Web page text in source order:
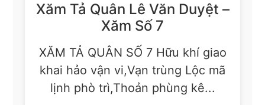
Xăm Tả Quân Lê Văn Duyệt –
Xăm Số 7
XĂM TẢ QUÂN SỐ 7 Hữu khí giao
khai hảo vận vi,Vạn trùng Lộc mã
lịnh phò trì,Thoản phùng kê...